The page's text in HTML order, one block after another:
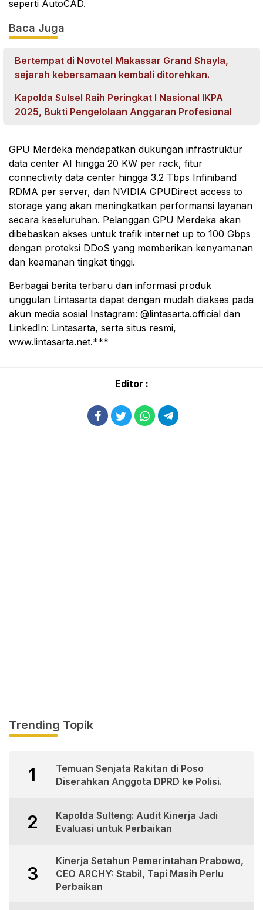
seperti AutoCAD.
Baca Juga
Bertempat di Novotel Makassar Grand Shayla,
sejarah kebersamaan kembali ditorehkan.
Kapolda Sulsel Raih Peringkat I Nasional IKPA
2025, Bukti Pengelolaan Anggaran Profesional
GPU Merdeka mendapatkan dukungan infrastruktur
data center AI hingga 20 KW per rack, fitur
connectivity data center hingga 3.2 Tbps Infiniband
RDMA per server, dan NVIDIA GPUDirect access to
storage yang akan meningkatkan performansi layanan
secara keseluruhan. Pelanggan GPU Merdeka akan
dibebaskan akses untuk trafik internet up to 100 Gbps
dengan proteksi DDoS yang memberikan kenyamanan
dan keamanan tingkat tinggi.
Berbagai berita terbaru dan informasi produk
unggulan Lintasarta dapat dengan mudah diakses pada
akun media sosial Instagram: @lintasarta.official dan
LinkedIn: Lintasarta, serta situs resmi,
www.lintasarta.net.***
Editor :
Trending Topik
1
Temuan Senjata Rakitan di Poso
Diserahkan Anggota DPRD ke Polisi.
2
Kapolda Sulteng: Audit Kinerja Jadi
Evaluasi untuk Perbaikan
3
Kinerja Setahun Pemerintahan Prabowo,
CEO ARCHY: Stabil, Tapi Masih Perlu
Perbaikan